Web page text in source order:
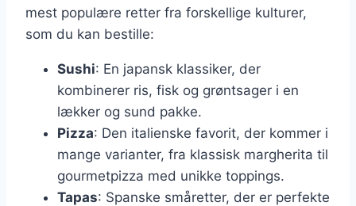
mest populære retter fra forskellige kulturer,
som du kan bestille:
Sushi: En japansk klassiker, der
kombinerer ris, fisk og grøntsager i en
lækker og sund pakke.
Pizza: Den italienske favorit, der kommer i
mange varianter, fra klassisk margherita til
gourmetpizza med unikke toppings.
Tapas: Spanske småretter, der er perfekte